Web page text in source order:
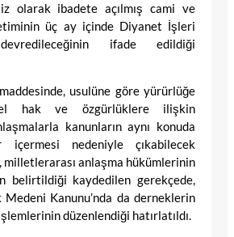
olarak ibadete açılmış cami ve
üç ay içinde Diyanet İşleri
devredileceğinin ifade edildiği
usulüne göre yürürlüğe
hak ve özgürlüklere ilişkin
kanunların aynı konuda
içermesi nedeniyle çıkabilecek
milletlerarası anlaşma hükümlerinin
belirtildiği kaydedilen gerekçede,
Medeni Kanunu’nda da derneklerin
düzenlendiği hatırlatıldı.